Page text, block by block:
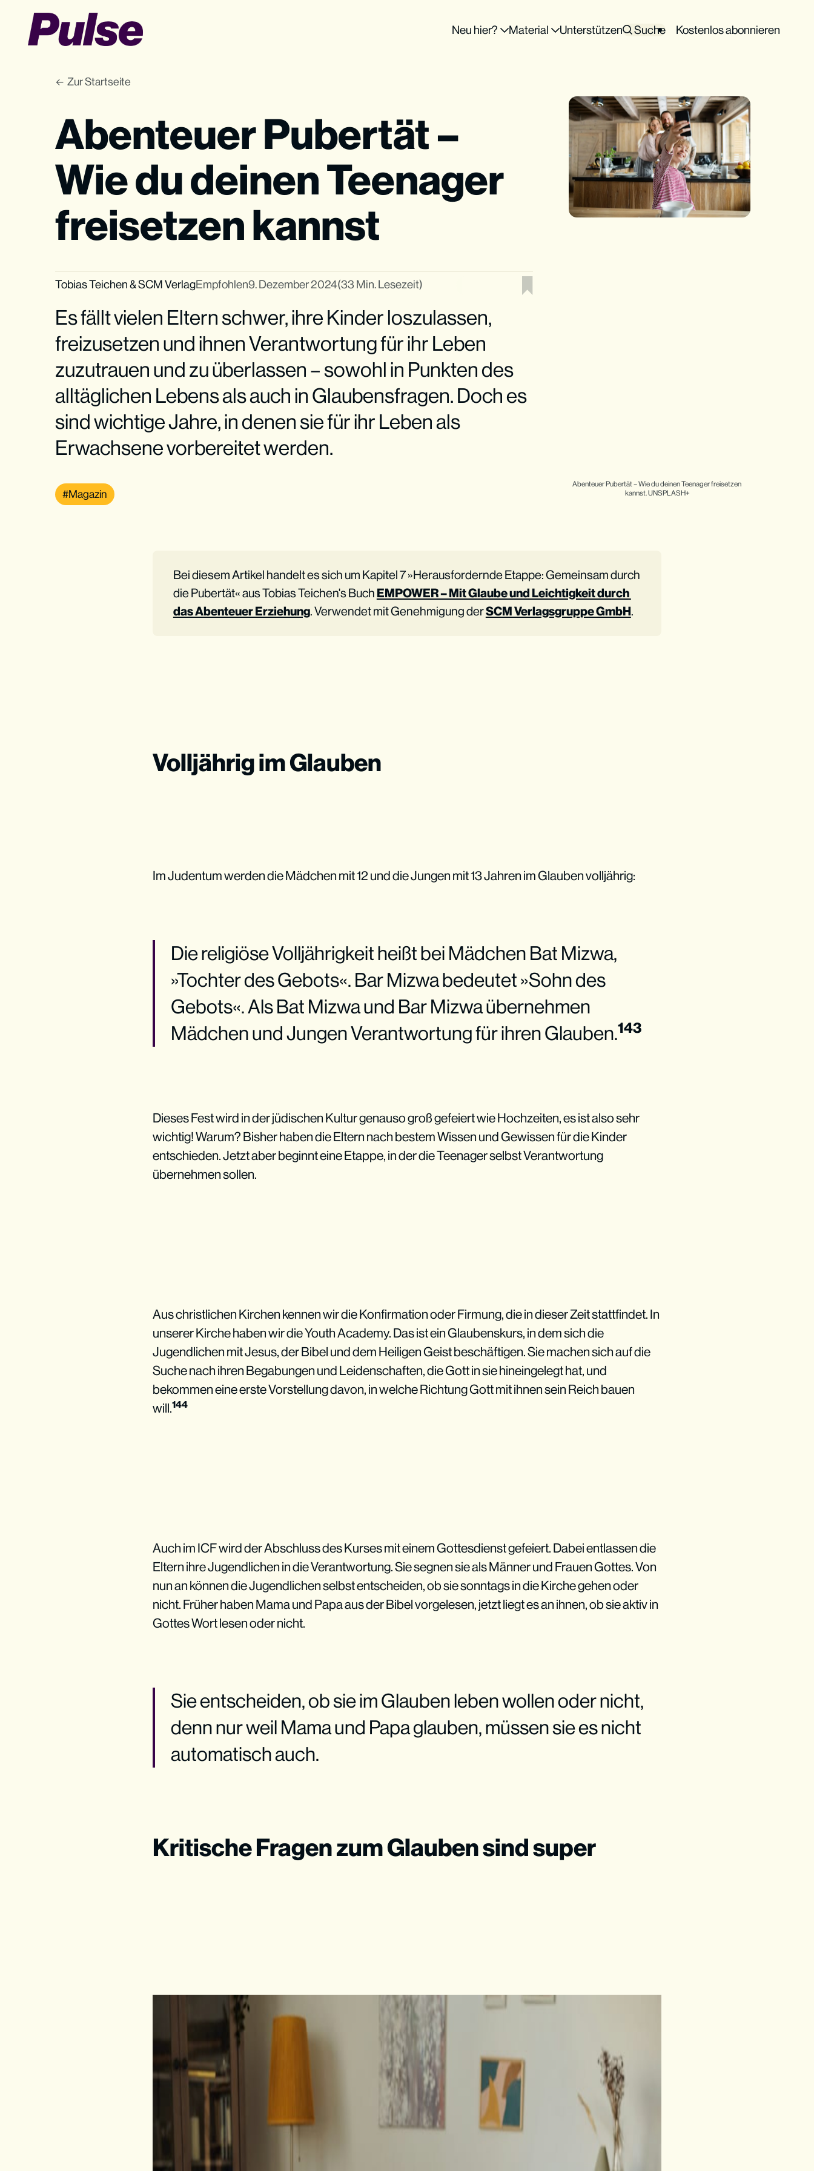
Neu hier? Material Unterstützen Suche Kostenlos abonnieren
Zur Startseite
Abenteuer Pubertät –
Wie du deinen Teenager
freisetzen kannst
Tobias Teichen&SCM VerlagEmpfohlen9. Dezember 2024(33 Min. Lesezeit)
Es fällt vielen Eltern schwer, ihre Kinder loszulassen,
freizusetzen und ihnen Verantwortung für ihr Leben
zuzutrauen und zu überlassen – sowohl in Punkten des
alltäglichen Lebens als auch in Glaubensfragen. Doch es
sind wichtige Jahre, in denen sie für ihr Leben als
Erwachsene vorbereitet werden.
Magazin
Abenteuer Pubertät – Wie du deinen Teenager freisetzen
kannst. UNSPLASH+
Bei diesem Artikel handelt es sich um Kapitel 7 »Herausfordernde Etappe: Gemeinsam durch
die Pubertät« aus Tobias Teichen's Buch EMPOWER – Mit Glaube und Leichtigkeit durch
das Abenteuer Erziehung. Verwendet mit Genehmigung derSCM Verlagsgruppe GmbH.
Volljährig im Glauben
Im Judentum werden die Mädchen mit 12 und die Jungen mit 13 Jahren im Glauben volljährig:
Die religiöse Volljährigkeit heißt bei Mädchen Bat Mizwa,
»Tochter des Gebots«. Bar Mizwa bedeutet »Sohn des
Gebots«. Als Bat Mizwa und Bar Mizwa übernehmen
Mädchen und Jungen Verantwortung für ihren Glauben.143
Dieses Fest wird in der jüdischen Kultur genauso groß gefeiert wie Hochzeiten, es ist also sehr
wichtig! Warum? Bisher haben die Eltern nach bestem Wissen und Gewissen für die Kinder
entschieden. Jetzt aber beginnt eine Etappe, in der die Teenager selbst Verantwortung
übernehmen sollen.
Aus christlichen Kirchen kennen wir die Konfirmation oder Firmung, die in dieser Zeit stattfindet. In
unserer Kirche haben wir die Youth Academy. Das ist ein Glaubenskurs, in dem sich die
Jugendlichen mit Jesus, der Bibel und dem Heiligen Geist beschäftigen. Sie machen sich auf die
Suche nach ihren Begabungen und Leidenschaften, die Gott in sie hineingelegt hat, und
bekommen eine erste Vorstellung davon, in welche Richtung Gott mit ihnen sein Reich bauen
will.144
Auch im ICF wird der Abschluss des Kurses mit einem Gottesdienst gefeiert. Dabei entlassen die
Eltern ihre Jugendlichen in die Verantwortung. Sie segnen sie als Männer und Frauen Gottes. Von
nun an können die Jugendlichen selbst entscheiden, ob sie sonntags in die Kirche gehen oder
nicht. Früher haben Mama und Papa aus der Bibel vorgelesen, jetzt liegt es an ihnen, ob sie aktiv in
Gottes Wort lesen oder nicht.
Sie entscheiden, ob sie im Glauben leben wollen oder nicht,
denn nur weil Mama und Papa glauben, müssen sie es nicht
automatisch auch.
Kritische Fragen zum Glauben sind super